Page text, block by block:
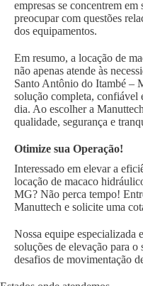
empresas se concentrem
preocupar com questões
dos equipamentos.
Em resumo, a locação de
não apenas atende às
Santo Antônio do Itambé –
solução completa, confiável
dia. Ao escolher a
qualidade, segurança e
Otimize sua Operação!
Interessado em elevar a
locação de macaco
MG? Não perca tempo!
Manuttech e solicite uma
Nossa equipe especializada
soluções de elevação para
desafios de movimentação